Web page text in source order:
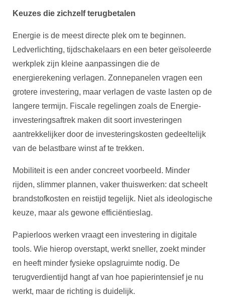
Keuzes die zichzelf terugbetalen
Energie is de meest directe plek om te beginnen.
Ledverlichting, tijdschakelaars en een beter geïsoleerde
werkplek zijn kleine aanpassingen die de
energierekening verlagen. Zonnepanelen vragen een
grotere investering, maar verlagen de vaste lasten op de
langere termijn. Fiscale regelingen zoals de Energie-
investeringsaftrek maken dit soort investeringen
aantrekkelijker door de investeringskosten gedeeltelijk
van de belastbare winst af te trekken.
Mobiliteit is een ander concreet voorbeeld. Minder
rijden, slimmer plannen, vaker thuiswerken: dat scheelt
brandstofkosten en reistijd tegelijk. Niet als ideologische
keuze, maar als gewone efficiëntieslag.
Papierloos werken vraagt een investering in digitale
tools. Wie hierop overstapt, werkt sneller, zoekt minder
en heeft minder fysieke opslagruimte nodig. De
terugverdientijd hangt af van hoe papierintensief je nu
werkt, maar de richting is duidelijk.